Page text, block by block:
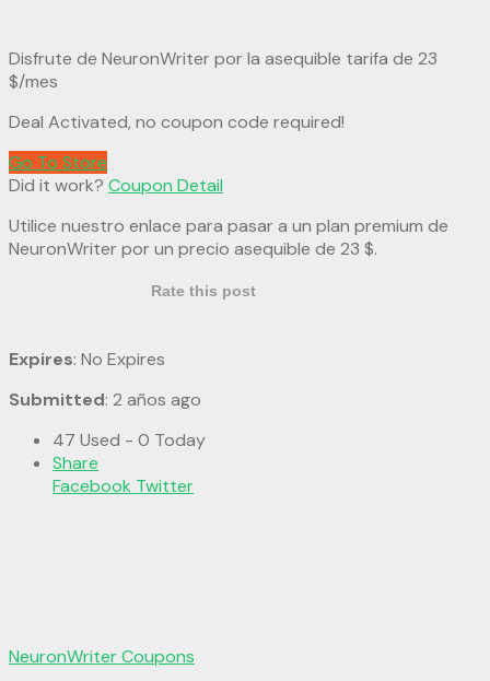
Disfrute de NeuronWriter por la asequible tarifa de 23
$/mes
Deal Activated, no coupon code required!
Go To Store
Did it work? Coupon Detail
Utilice nuestro enlace para pasar a un plan premium de
NeuronWriter por un precio asequible de 23 $.
Rate this post
Expires: No Expires
Submitted: 2 años ago
47 Used - 0 Today
Share
Facebook Twitter
NeuronWriter Coupons